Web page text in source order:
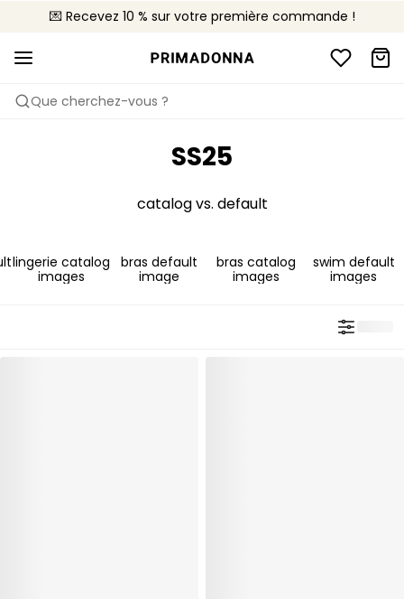
💌 Recevez 10 % sur votre première commande !
🚚 Livraison gratuite à partir de 90€
📦 Retours gratuits
Que cherchez-vous ?
SS25
catalog vs. default
lingerie catalog
images
bras default
image
bras catalog
images
swim default
images